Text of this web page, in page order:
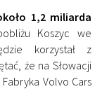
1,2 miliarda
Koszyc we
korzystał z
że na Słowacji
Volvo Cars